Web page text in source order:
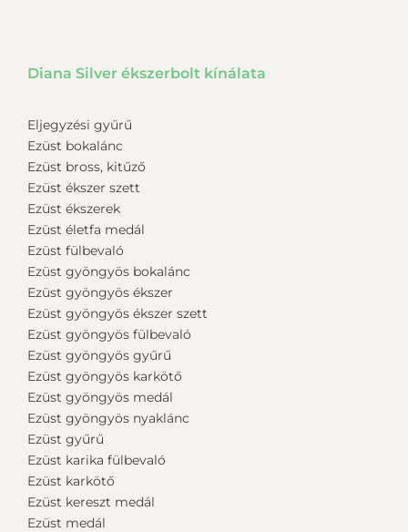
Diana Silver ékszerbolt kínálata
Eljegyzési gyűrű
Ezüst bokalánc
Ezüst bross, kitűző
Ezüst ékszer szett
Ezüst ékszerek
Ezüst életfa medál
Ezüst fülbevaló
Ezüst gyöngyös bokalánc
Ezüst gyöngyös ékszer
Ezüst gyöngyös ékszer szett
Ezüst gyöngyös fülbevaló
Ezüst gyöngyös gyűrű
Ezüst gyöngyös karkötő
Ezüst gyöngyös medál
Ezüst gyöngyös nyaklánc
Ezüst gyűrű
Ezüst karika fülbevaló
Ezüst karkötő
Ezüst kereszt medál
Ezüst medál